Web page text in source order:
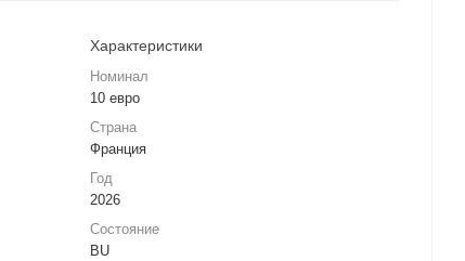
Характеристики
Номинал
10 евро
Страна
Франция
Год
2026
Состояние
BU